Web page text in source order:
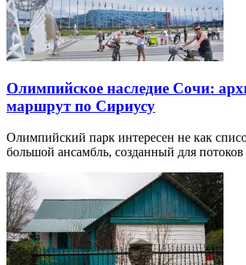
Олимпийское наследие Сочи:
маршрут по Сириусу
Олимпийский парк интересен не как
большой ансамбль, созданный для